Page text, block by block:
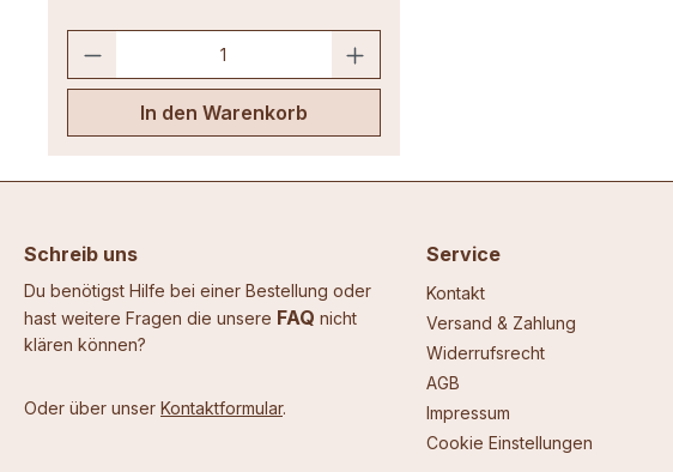
Hinweis: Bitte belassen Sie den
Farbstabilisator in gekennzeichneter
Verpackung und bewahren sie für
Kinder und verwirrte Personen
unzugänglich auf um Verwechslungen
standen auf einer Fensterbank. Beide
der dem Licht zugewandten Seite. Die
In den Warenkorb
Schreib uns
Du benötigst Hilfe bei einer Bestellung oder
hast weitere Fragen die unsere FAQ nicht
klären können?
Oder über unser Kontaktformular.
Service
Kontakt
Versand & Zahlung
Widerrufsrecht
AGB
Impressum
Cookie Einstellungen